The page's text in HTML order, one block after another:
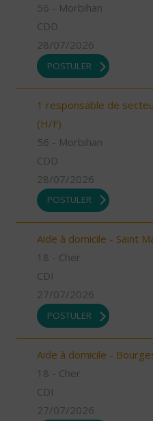
56 - Morbihan
CDD
28/07/2026
POSTULER
1 responsable de
(H/F)
56 - Morbihan
CDD
28/07/2026
POSTULER
Aide à domicile - Saint
18 - Cher
CDI
27/07/2026
POSTULER
Aide à domicile -
18 - Cher
CDI
27/07/2026